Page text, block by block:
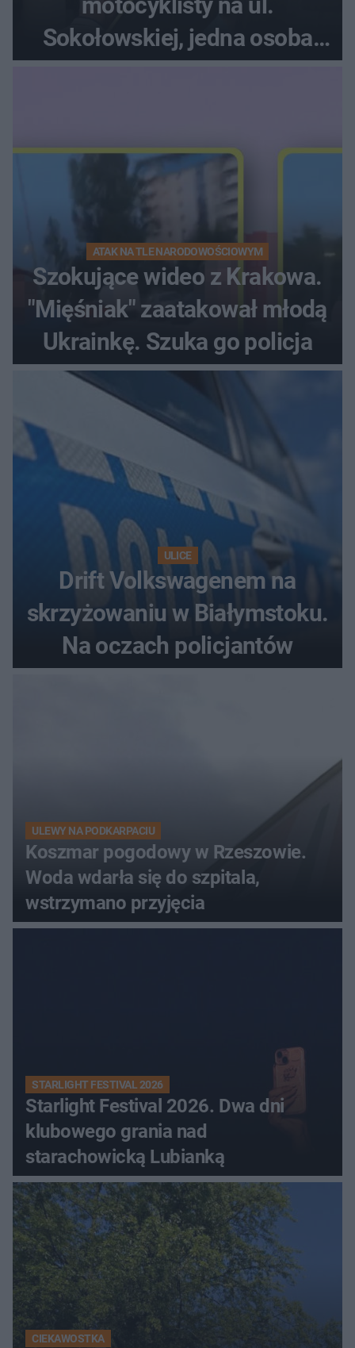
Sokołowskiej, jedna osoba
ATAK NA TLE NARODOWOŚCIOWYM
Szokujące wideo z Krakowa.
"Mięśniak" zaatakował młodą
Ukrainkę. Szuka go policja
ULICE
Drift Volkswagenem na
skrzyżowaniu w Białymstoku.
Na oczach policjantów
ULEWY NA PODKARPACIU
Koszmar pogodowy w Rzeszowie.
Woda wdarła się do szpitala,
wstrzymano przyjęcia
STARLIGHT FESTIVAL 2026
Starlight Festival 2026. Dwa dni
klubowego grania nad
starachowicką Lubianką
CIEKAWOSTKA